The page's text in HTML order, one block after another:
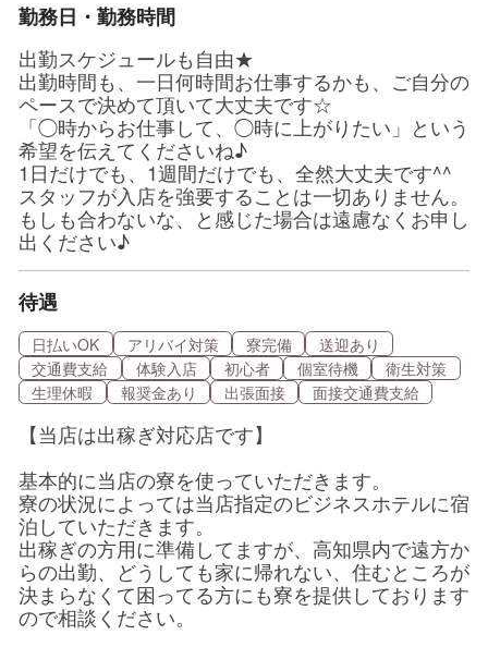
勤務日・勤務時間
出勤スケジュールも自由★
出勤時間も、一日何時間お仕事するかも、ご自分の
ペースで決めて頂いて大丈夫です☆
「◯時からお仕事して、◯時に上がりたい」という
希望を伝えてくださいね♪
1日だけでも、1週間だけでも、全然大丈夫です^^
スタッフが入店を強要することは一切ありません。
もしも合わないな、と感じた場合は遠慮なくお申し
出ください♪
待遇
日払いOK アリバイ対策 寮完備
送迎あり
交通費支給
体験入店 初心者 個室待機
衛生対策
生理休暇
報奨金あり 出張面接 面接交通費支給
【当店は出稼ぎ対応店です】
基本的に当店の寮を使っていただきます。
寮の状況によっては当店指定のビジネスホテルに宿
泊していただきます。
出稼ぎの方用に準備してますが、高知県内で遠方か
らの出勤、どうしても家に帰れない、住むところが
決まらなくて困ってる方にも寮を提供しております
ので相談ください。